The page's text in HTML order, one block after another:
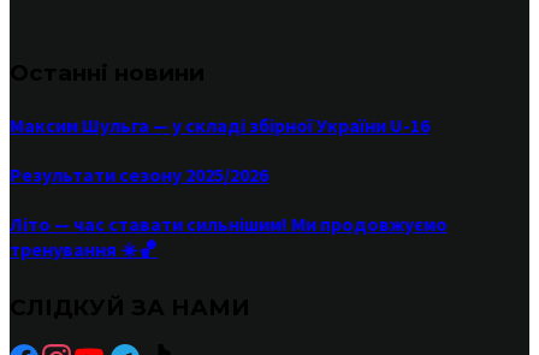
Максим Шульга — у складі збірної України U-16
Результати сезону 2025/2026
Літо — час ставати сильнішим! Ми продовжуємо
тренування ☀️🏀